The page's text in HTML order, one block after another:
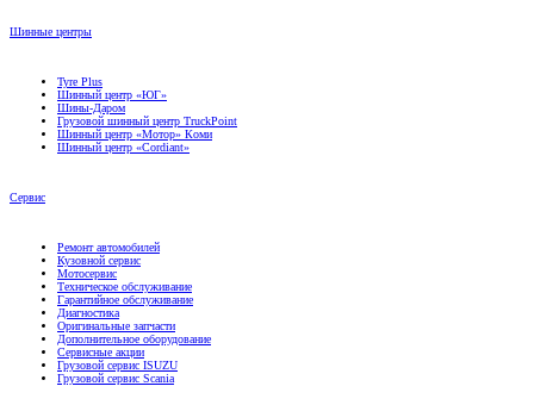
Шинный центр «ЮГ»
Шины-Даром
Грузовой шинный центр TruckPoint
Шинный центр «Мотор» Коми
Шинный центр «Cordiant»
Кузовной сервис
Мотосервис
Техническое обслуживание
Гарантийное обслуживание
Диагностика
Оригинальные запчасти
Дополнительное оборудование
Сервисные акции
Грузовой сервис ISUZU
Грузовой сервис Scania